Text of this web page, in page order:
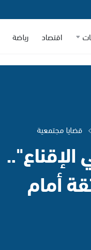
اقتصاد رياضة
قضايا مجتمعية
أمام